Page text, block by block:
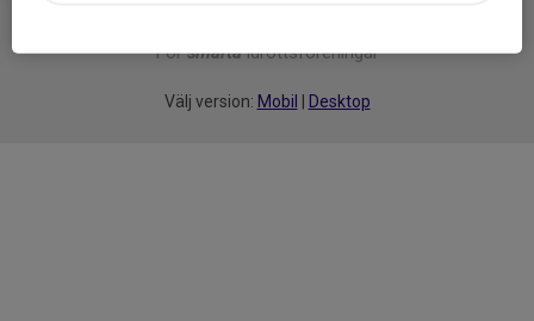
Försmartaidrottsföreningar
Välj version: Mobil Desktop